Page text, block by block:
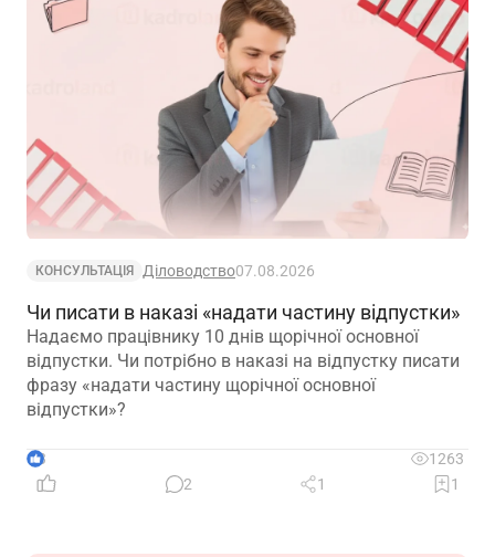
КОНСУЛЬТАЦІЯ Діловодство07.08.2026
Чи писати в наказі «надати частину відпустки»
Надаємо працівнику 10 днів щорічної основної
відпустки. Чи потрібно в наказі на відпустку писати
фразу «надати частину щорічної основної
відпустки»?
3
1263
2
1 1